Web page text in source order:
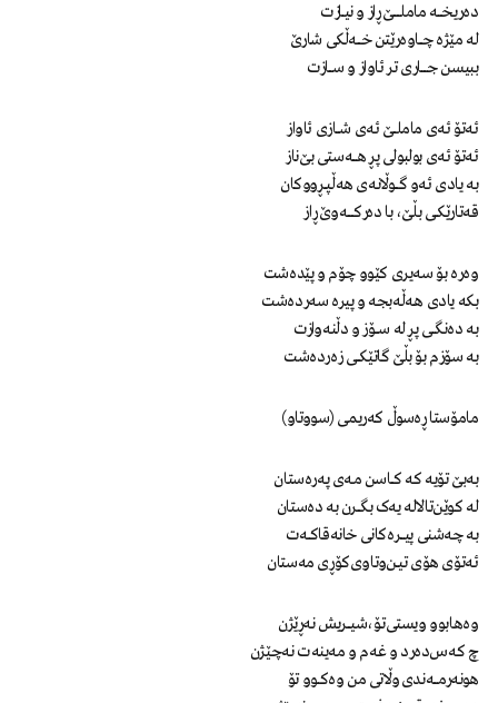
دەریخــــــه ماملـــــــــــێ ڕاز و نیـــازت
له مێژه چـــــاوەرێتن خــــــەڵکی شارێ
ببیسن جـــــــــاری تر ئاواز و ســــــازت
ئەتۆ ئەی ماملـــــێ ئەی شـــــازی ئاواز
ئەتۆ ئەی بولبولی پڕ هــــــەستی بێ‌ناز
به یادی ئەو گـــــــوڵانەی هەڵپـــڕووکان
قەتارێکـــی بڵێ، با دەرکـــــــــەوێ ڕاز
وەره‌ بۆ سەیری کێو‌و چۆم‌ و پێدەشت
بکه یادی ‌هـەڵەبجه‌ و پیره سەردەشت
به دەنگــــی پڕ له ســـــۆز و دڵنەوازت
به سۆزم بۆ بڵێ گاتێکـــــی زەردەشت
مامۆستا ڕەسوڵ کەریمی (سووتاو)
بەبێ تۆیه که کــــاسن مـەی ‌پەرەستان
له کوێن‌تالالە یەک بگـــــرن به دەستان
به چەشنی پیــــــرەکانی خانەقاکـــەت
ئەتۆی ‌هۆی ‌تیـــن‌وتاوی‌کۆڕی ‌مەستان
وەهابوو ویستی‌تـۆ،شیـــــریش ‌نەڕێژن
چ‌ کەس‌دەرد و غەم‌ و مەینەت نەچێژن
هونەرمــــــەندی وڵاتی من وەکـــوو تۆ